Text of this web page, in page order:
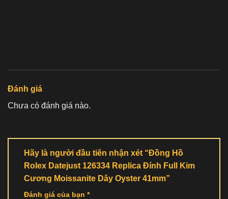
Đánh giá
Chưa có đánh giá nào.
Hãy là người đầu tiên nhận xét “Đồng Hồ
Rolex Datejust 126334 Replica Đính Full Kim
Cương Moissanite Dây Oyster 41mm”
Đánh giá của bạn *